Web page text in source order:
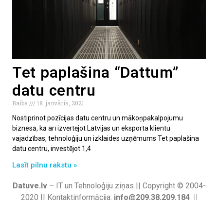
Tet paplašina “Dattum”
datu centru
Baiba
18. janvāris, 2021
Nostiprinot pozīcijas datu centru un mākoņpakalpojumu
biznesā, kā arī izvērtējot Latvijas un eksporta klientu
vajadzības, tehnoloģiju un izklaides uzņēmums Tet paplašina
datu centru, investējot 1,4
Lasīt pilnu rakstu »
Datuve.lv– IT un Tehnoloģiju ziņas || Copyright © 2004-
2020 || Kontaktinformācija: info@209.38.209.184 ||